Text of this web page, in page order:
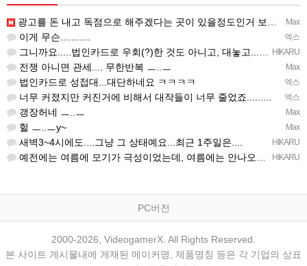
Max
광고를 돈 내고 독점으로 해주겠다는 곳이 있을정도인거 보면 어마어마한 게임은 맞는듯 ㅡ..ㅡ... 여태까지 …
엑스
이게 무슨...........
HIKARU
그니까요.....법인카드로 우회(?)한 것도 아니고, 대놓고...ㅋ ㅋ)
Max
전쟁 아니면 관세.... 무한반복 ㅡ..ㅡ
엑스
법인카드로 성접대...대단하네요 ㅋㅋㅋㅋ
엑스
너무 커졌지만 커진거에 비해서 대작들이 너무 줄었죠.........
Max
갱장허네 ㅡ..ㅡ
Max
헐 ㅡ..ㅡy~
HIKARU
새벽3~4시에도....그냥 그 상태예요...최근 1주일은....
HIKARU
예전에는 여름에 모기가 극성이었는데, 여름에는 안나오는 것 같은.....ㅎ ㅎ)
PC버전
2000-2026, VideogamerX. All Rights Reserved.
본 사이트 게시물내에 게재된 메이커명, 제품명칭 등은 각 기업의 상표